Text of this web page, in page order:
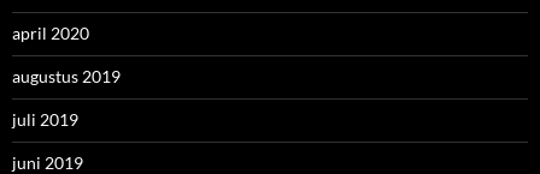
april 2020
augustus 2019
juli 2019
juni 2019